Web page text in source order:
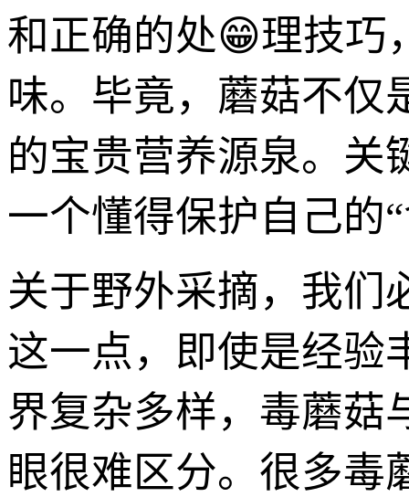
和正确的处😁理技巧
味。毕竟，蘑菇不仅
的宝贵营养源泉。关
一个懂得保护自己的
关于野外采摘，我们
这一点，即使是经验
界复杂多样，毒蘑菇
眼很难区分。很多毒